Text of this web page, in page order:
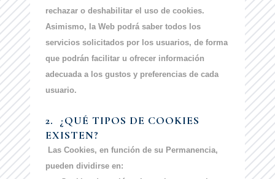
rechazar o deshabilitar el uso de cookies.
Asimismo, la Web podrá saber todos los
servicios solicitados por los usuarios, de forma
que podrán facilitar u ofrecer información
adecuada a los gustos y preferencias de cada
usuario.
2. ¿QUÉ TIPOS DE COOKIES
EXISTEN?
Las Cookies, en función de su Permanencia,
pueden dividirse en: